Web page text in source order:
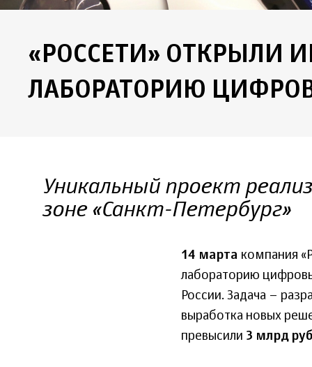
«РОССЕТИ» ОТКРЫЛИ
ЛАБОРАТОРИЮ
Уникальный проект
зоне «Санкт-Петербург»
14 марта компания
лабораторию
России. Задача –
выработка новых
превысили 3 млрд